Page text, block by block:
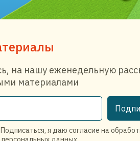
на нашу еженедельную
материалами
я даю согласие на